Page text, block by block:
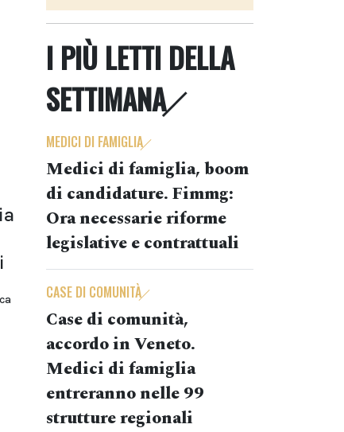
I PIÙ LETTI DELLA
SETTIMANA
MEDICI DI FAMIGLIA
Medici di famiglia, boom
di candidature. Fimmg:
Ora necessarie riforme
legislative e contrattuali
CASE DI COMUNITÀ
Case di comunità,
accordo in Veneto.
Medici di famiglia
entreranno nelle 99
strutture regionali